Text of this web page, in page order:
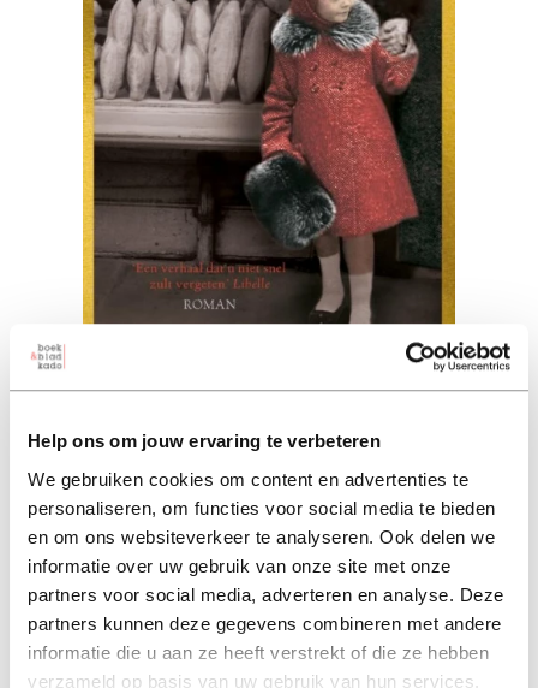
Help ons om jouw ervaring te verbeteren
We gebruiken cookies om content en advertenties te
personaliseren, om functies voor social media te bieden
en om ons websiteverkeer te analyseren. Ook delen we
informatie over uw gebruik van onze site met onze
partners voor social media, adverteren en analyse. Deze
partners kunnen deze gegevens combineren met andere
informatie die u aan ze heeft verstrekt of die ze hebben
verzameld op basis van uw gebruik van hun services.
Het familieportret
jenna blum (auteur)
paperback 11,00
11,00 excl. 3,95 verzendkosten NL
in winkelmand